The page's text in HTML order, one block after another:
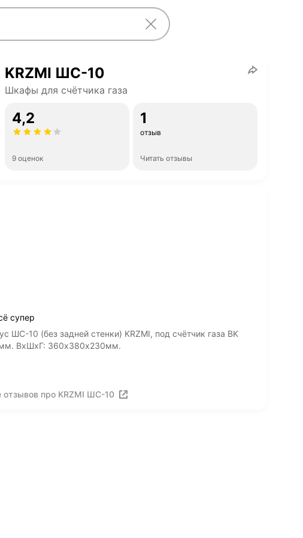
KRZMI ШС-10
Шкафы для счётчика газа
4,2
9 оценок
1
отзыв
Читать отзывы
супер
ШС-10 (без задней стенки) KRZMI, под счётчик газа BK
ВхШхГ: 360х380х230мм.
отзывов про KRZMI ШС-10